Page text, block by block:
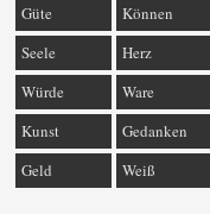
Güte
Können
Seele
Herz
Würde
Ware
Kunst
Gedanken
Geld
Weiß